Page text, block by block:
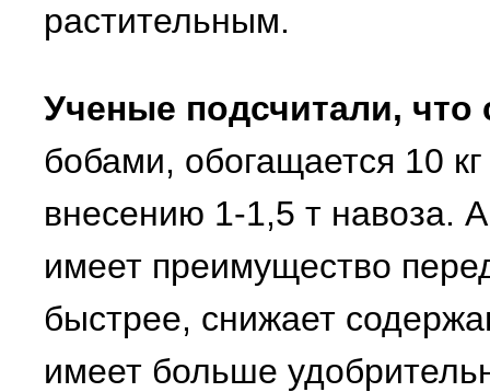
растительным.
Ученые подсчитали, что
бобами, обогащается 10
внесению 1-1,5 т навоза.
имеет преимущество
быстрее, снижает
имеет больше